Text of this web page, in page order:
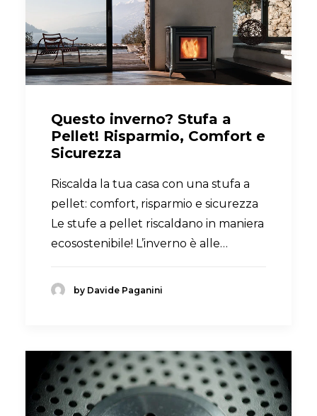
Questo inverno? Stufa a
Pellet! Risparmio, Comfort e
Sicurezza
Riscalda la tua casa con una stufa a
pellet: comfort, risparmio e sicurezza
Le stufe a pellet riscaldano in maniera
ecosostenibile! L’inverno è alle…
by Davide Paganini